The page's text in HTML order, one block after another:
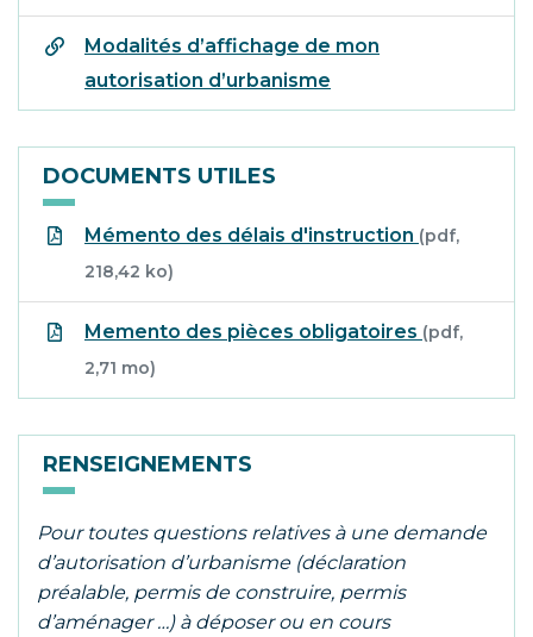
Modalités d’affichage de mon
autorisation d’urbanisme
DOCUMENTS UTILES
Mémento des délais d'instruction (pdf,
218,42 ko)
Memento des pièces obligatoires (pdf,
2,71 mo)
RENSEIGNEMENTS
Pour toutes questions relatives à une demande
d’autorisation d’urbanisme (déclaration
préalable, permis de construire, permis
d’aménager …) à déposer ou en cours